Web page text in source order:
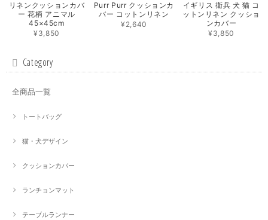
リネンクッションカバ
ー 花柄 アニマル
45×45cm
¥3,850
Purr Purr クッションカ
バー コットンリネン
¥2,640
イギリス 衛兵 犬 猫 コ
ットンリネン クッショ
ンカバー
¥3,850
Category
全商品一覧
トートバッグ
猫・犬デザイン
クッションカバー
ランチョンマット
テーブルランナー